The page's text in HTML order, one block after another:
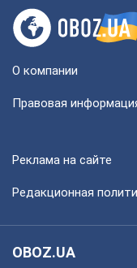
О компании
Правовая
Реклама на сайте
Редакционная
OBOZ.UA